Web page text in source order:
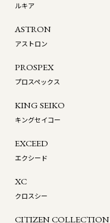
ルキア
ASTRON
アストロン
PROSPEX
プロスペックス
KING SEIKO
キングセイコー
EXCEED
エクシード
XC
クロスシー
CITIZEN COLLECTION